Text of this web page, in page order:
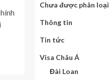
Chưa được phân loại
Thông tin
Tin tức
Visa Châu Á
Đài Loan